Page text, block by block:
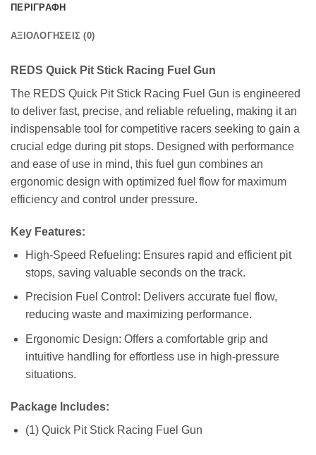
ΠΕΡΙΓΡΑΦΉ
ΑΞΙΟΛΟΓΉΣΕΙΣ (0)
REDS Quick Pit Stick Racing Fuel Gun
The REDS Quick Pit Stick Racing Fuel Gun is engineered
to deliver fast, precise, and reliable refueling, making it an
indispensable tool for competitive racers seeking to gain a
crucial edge during pit stops. Designed with performance
and ease of use in mind, this fuel gun combines an
ergonomic design with optimized fuel flow for maximum
efficiency and control under pressure.
Key Features:
High-Speed Refueling: Ensures rapid and efficient pit
stops, saving valuable seconds on the track.
Precision Fuel Control: Delivers accurate fuel flow,
reducing waste and maximizing performance.
Ergonomic Design: Offers a comfortable grip and
intuitive handling for effortless use in high-pressure
situations.
Package Includes:
(1) Quick Pit Stick Racing Fuel Gun